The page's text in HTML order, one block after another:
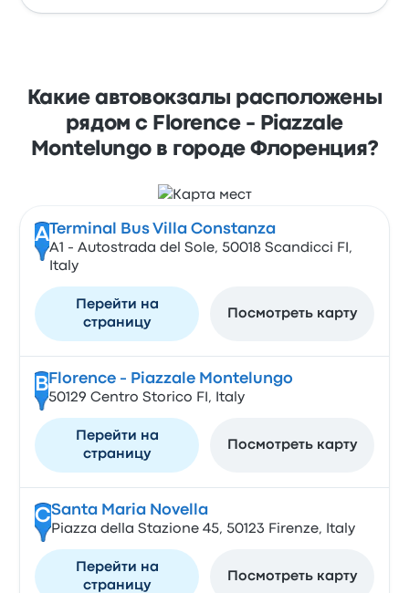
Какие автовокзалы расположены
рядом с Florence - Piazzale
Montelungo в городе Флоренция?
A Terminal Bus Villa Constanza
A1 - Autostrada del Sole, 50018 Scandicci FI,
Italy
Перейти на
страницу
Посмотреть карту
B Florence - Piazzale Montelungo
50129 Centro Storico FI, Italy
Перейти на
страницу
Посмотреть карту
CSanta Maria Novella
Piazza della Stazione 45, 50123 Firenze, Italy
Перейти на
страницу
Посмотреть карту